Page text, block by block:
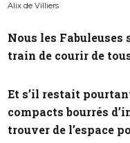
Alix de Villiers
Nous les Fabuleuses
train de courir de
Et s’il restait
compacts bourrés
trouver de l’espace